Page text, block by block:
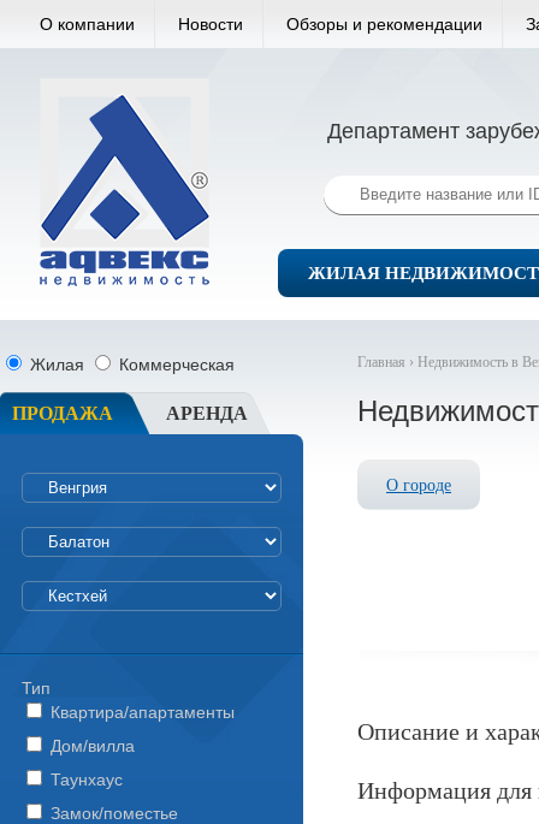
О компании Новости Обзоры и рекомендации
Департамент
ЖИЛАЯ
Главная › Недвижимость в
О городе
Описание и
Информация для
Жилая Коммерческая
ПРОДАЖА АРЕНДА
Тип
Квартира/апартаменты
Дом/вилла
Таунхаус
Замок/поместье